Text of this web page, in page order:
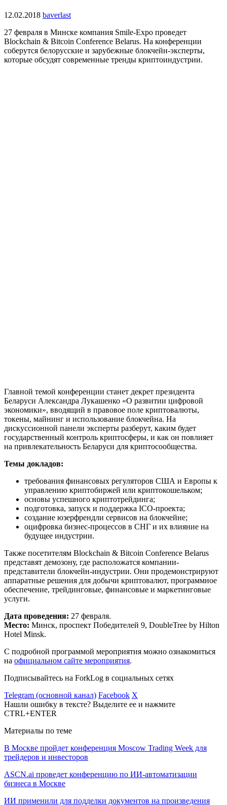
12.02.2018 baverlast
27 февраля в Минске компания Smile-Expo проведет
Blockchain & Bitcoin Conference Belarus. На конференции
соберутся белорусские и зарубежные блокчейн-эксперты,
которые обсудят современные тренды криптоиндустрии.
Главной темой конференции станет декрет президента
Беларуси Александра Лукашенко «О развитии цифровой
экономики», вводящий в правовое поле криптовалюты,
токены, майнинг и использование блокчейна. На
дискуссионной панели эксперты разберут, каким будет
государственный контроль криптосферы, и как он повлияет
на привлекательность Беларуси для криптосообщества.
Темы докладов:
требования финансовых регуляторов США и Европы к
управлению криптобиржей или криптокошельком;
основы успешного криптотрейдинга;
подготовка, запуск и поддержка ICO-проекта;
создание юзерфрендли сервисов на блокчейне;
оцифровка бизнес-процессов в СНГ и их влияние на
будущее индустрии.
Также посетителям Blockchain & Bitcoin Conference Belarus
представят демозону, где расположатся компании-
представители блокчейн-индустрии. Они продемонстрируют
аппаратные решения для добычи криптовалют, программное
обеспечение, трейдинговые, финансовые и маркетинговые
услуги.
Дата проведения: 27 февраля.
Место: Минск, проспект Победителей 9, DoubleTree by Hilton
Hotel Minsk.
С подробной программой мероприятия можно ознакомиться
на официальном сайте мероприятия.
Подписывайтесь на ForkLog в социальных сетях
Telegram (основной канал) Facebook X
Нашли ошибку в тексте? Выделите ее и нажмите
CTRL+ENTER
Материалы по теме
В Москве пройдет конференция Moscow Trading Week для
трейдеров и инвесторов
ASCN.ai проведет конференцию по ИИ-автоматизации
бизнеса в Москве
ИИ применили для подделки документов на произведения